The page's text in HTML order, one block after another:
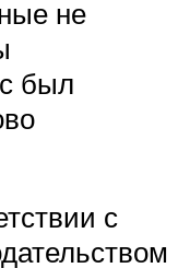
не
был
с